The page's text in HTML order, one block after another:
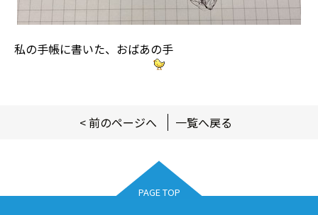
私の手帳に書いた、おばあの手
< 前のページへ 一覧へ戻る
PAGE TOP